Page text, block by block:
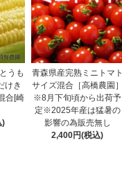
うも
けき
合[崎
)
青森県産完熟ミニトマト
サイズ混合［高橋農園］
※8月下旬頃から出荷予
定※2025年産は猛暑の
影響の為販売無し
2,400円(税込)